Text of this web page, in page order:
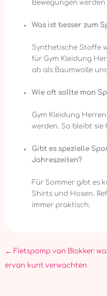
Bewegungen
Was ist besser zum
Synthetische Stoffe
für Gym Kleidung
ab als Baumwolle
Wie oft sollte man
Gym Kleidung
werden. So bleibt
Gibt es spezielle
Jahreszeiten?
Für Sommer gibt es
Shirts und Hosen.
immer praktisch.
← Fietspomp van Blokker:
ervan kunt verwachten